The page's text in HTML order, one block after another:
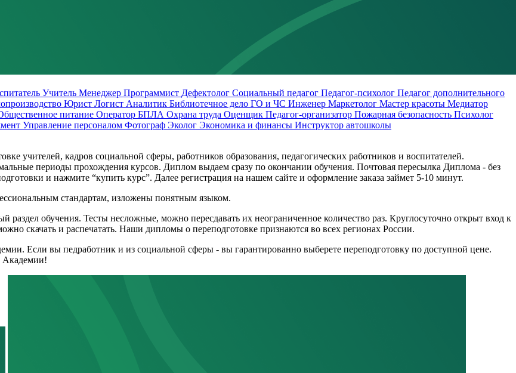
Учитель Менеджер Программист Дефектолог Социальный педагог Педагог-психолог Педагог дополнительного
Юрист Логист Аналитик Библиотечное дело ГО и ЧС Инженер Маркетолог Мастер красоты Медиатор
питание Оператор БПЛА Охрана труда Оценщик Педагог-организатор Пожарная безопасность Психолог
Управление персоналом Фотограф Эколог Экономика и финансы Инструктор автошколы
учителей, кадров социальной сферы, работников образования, педагогических работников и воспитателей.
периоды прохождения курсов. Диплом выдаем сразу по окончании обучения. Почтовая пересылка Диплома - без
и нажмите “купить курс”. Далее регистрация на нашем сайте и оформление заказа займет 5-10 минут.
стандартам, изложены понятным языком.
раздел обучения. Тесты несложные, можно пересдавать их неограниченное количество раз. Круглосуточно открыт вход к
скачать и распечатать. Наши дипломы о переподготовке признаются во всех регионах России.
Если вы педработник и из социальной сферы - вы гарантированно выберете переподготовку по доступной цене.
Академии!